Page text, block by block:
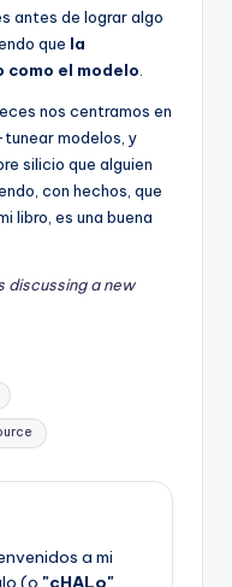
antes de lograr algo
que la
el modelo.
nos centramos en
modelos, y
silicio que alguien
con hechos, que
libro, es una buena
discussing a new
a mi
(o "cHALo"